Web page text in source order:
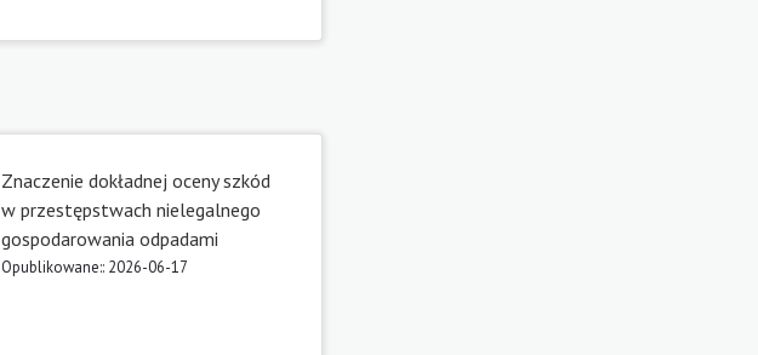
Znaczenie dokładnej oceny szkód
w przestępstwach nielegalnego
gospodarowania odpadami
Opublikowane:: 2026-06-17